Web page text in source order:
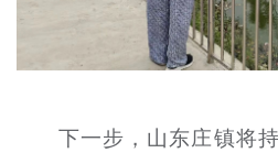
下一步，山东庄镇将